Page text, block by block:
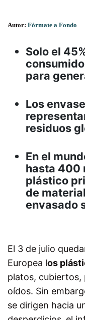
Autor: Fórmate a Fondo
Solo el
para
Los
residuos
En el
hasta 400
plástico
de
envasado
El 3 de julio
Europea los
platos, cubiertos,
oídos. Sin
se dirigen hacia